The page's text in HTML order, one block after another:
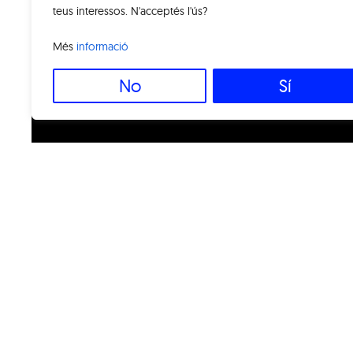
teus interessos. N'acceptés l'ús?
Més informació
No Sí